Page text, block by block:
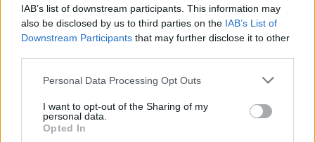
IAB’s list of downstream participants. This information may
also be disclosed by us to third parties on the IAB’s List of
Downstream Participants that may further disclose it to other
Please note that this website/app uses one or more Google
not limited to your visit or usage behaviour. You may click to
grant or deny consent to Google and its third-party tags to
use your data for below specified purposes in below Google
Personal Data Processing Opt Outs
I want to opt-out of the Sharing of my
personal data.
Opted In
Az ideális szereposztás
A debreceni előadás főszerepét Kolonits Klára játssza és
énekli. A művésznő 2002 óta a Magyar Állami Operaház